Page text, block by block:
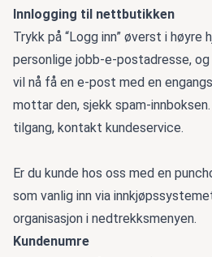
Innlogging til nettbutikken
Trykk på “Logg inn” øverst i høyre
personlige jobb-e-postadresse,
vil nå få en e-post med en
mottar den, sjekk spam-
tilgang, kontakt kundeservice.
Er du kunde hos oss med en
som vanlig inn via
organisasjon i nedtrekksmenyen.
Kundenumre